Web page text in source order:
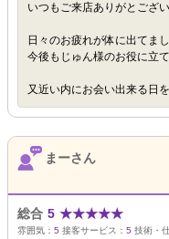
いつもご来店ありがとござ
日々のお疲れが体に出てま
今後もじゅん様のお役に立
又近い内にお会い出来る日
まーさん
総合 5 ★★★★★
雰囲気： 5 接客サービス： 5 技術・